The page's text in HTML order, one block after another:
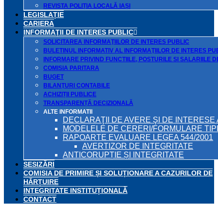
REVISTA POLIȚIA LOCALĂ IAȘI
LEGISLAȚIE
CARIERA
INFORMAŢII DE INTERES PUBLIC
SOLICITAREA INFORMAŢIILOR DE INTERES PUBLIC
BULETINUL INFORMATIV AL INFORMAŢIILOR DE INTERES
INFORMARE PRIVIND FUNCTIILE, POSTURILE SI
COMISIA PARITARA
BUGET
BILANŢURI CONTABILE
ACHIZIȚII PUBLICE
TRANSPARENȚĂ DECIZIONALĂ
ALTE INFORMATII
DECLARAŢII DE AVERE ŞI DE
MODELELE DE CERERI/FORMULARE
RAPOARTE EVALUARE LEGEA 544/2001
AVERTIZOR DE INTEGRITATE
ANTICORUPȚIE ȘI INTEGRITATE
SESIZĂRI
COMISIA DE PRIMIRE ȘI SOLUȚIONARE A CAZURILOR DE
HĂRȚUIRE
INTEGRITATE INSTITUȚIONALĂ
CONTACT